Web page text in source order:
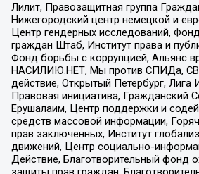
Лилит, Правозащитная группа
Нижегородский центр немецкой и
Центр гендерных исследований,
граждан Штаб, Институт права и
Фонд борьбы с коррупцией, Альянс
НАСИЛИЮ.НЕТ, Мы против СПИДа,
действие, Открытый Петербург, Лига
Правовая инициатива, Гражданский
Ерушалаим, Центр поддержки и
средств массовой информации,
прав заключенных, Институт
движений, Центр социально-
Действие, Благотворительный фонд